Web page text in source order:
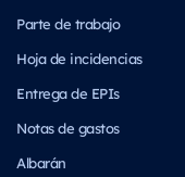
Parte de trabajo
Hoja de incidencias
Entrega de EPIs
Notas de gastos
Albarán